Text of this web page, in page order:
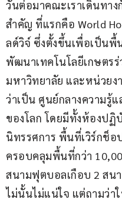
วันต่อมาคณะเราเดินทาง
สำคัญ ที่แรกคือ World
ลด์วิจ์ ซึ่งตั้งขึ้นเพื่อเป็นพื้
พัฒนาเทคโนโลยีเกษตร
มหาวิทยาลัย และหน่วยง
ว่าเป็น ศูนย์กลางความรู้
ของโลก โดยมีทั้งห้องปฏิ
นิทรรศการ พื้นที่เวิร์กช็อ
ครอบคลุมพื้นที่กว่า
สนามฟุตบอลเกือบ 2 สน
ไม่นั้นไม่แน่ใจ แต่ถามว่า